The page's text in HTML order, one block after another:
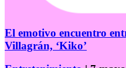
El emotivo encuentro
Villagrán, ‘Kiko’